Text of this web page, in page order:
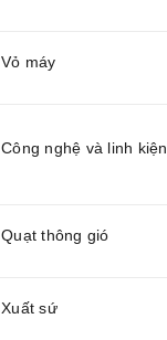
Vỏ máy
Công nghệ và linh kiện
Quạt thông gió
Xuất sứ